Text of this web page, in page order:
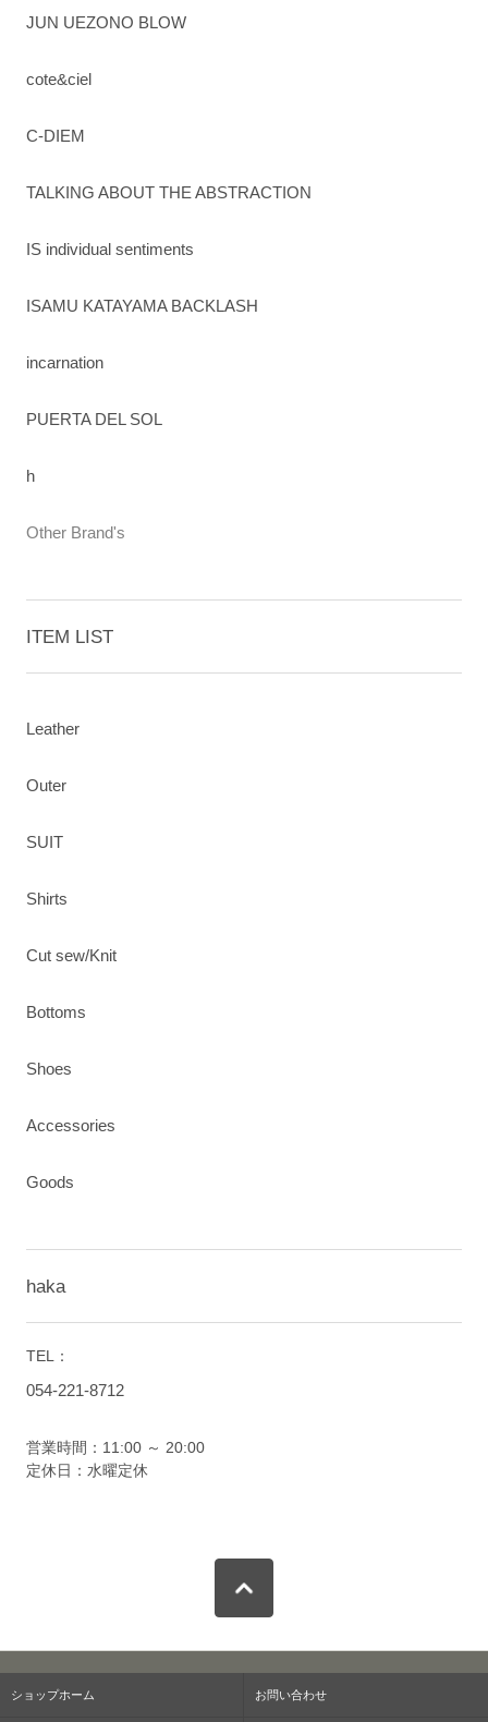
JUN UEZONO BLOW
cote&ciel
C-DIEM
TALKING ABOUT THE ABSTRACTION
IS individual sentiments
ISAMU KATAYAMA BACKLASH
incarnation
PUERTA DEL SOL
h
Other Brand's
ITEM LIST
Leather
Outer
SUIT
Shirts
Cut sew/Knit
Bottoms
Shoes
Accessories
Goods
haka
TEL：
054-221-8712
営業時間：11:00 ～ 20:00
定休日：水曜定休
ショップホーム お問い合わせ